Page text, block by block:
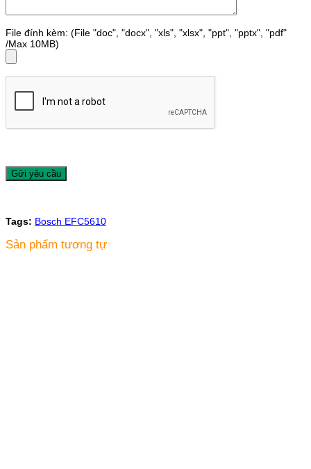
File đính kèm: (File "doc", "docx", "xls", "xlsx", "ppt", "pptx", "pdf"
/Max 10MB)
Tags: Bosch EFC5610
Sản phẩm tương tự